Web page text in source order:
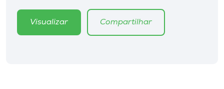
Museu
Visualizar Compartilhar